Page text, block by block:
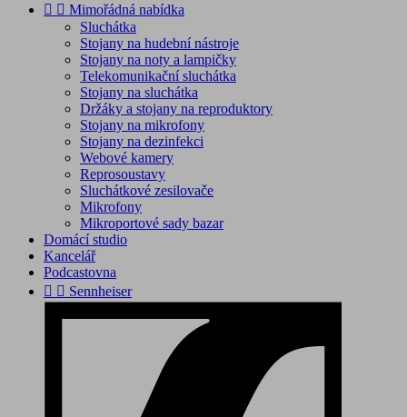
  Mimořádná nabídka
Sluchátka
Stojany na hudební nástroje
Stojany na noty a lampičky
Telekomunikační sluchátka
Stojany na sluchátka
Držáky a stojany na reproduktory
Stojany na mikrofony
Stojany na dezinfekci
Webové kamery
Reprosoustavy
Sluchátkové zesilovače
Mikrofony
Mikroportové sady bazar
Domácí studio
Kancelář
Podcastovna
  Sennheiser